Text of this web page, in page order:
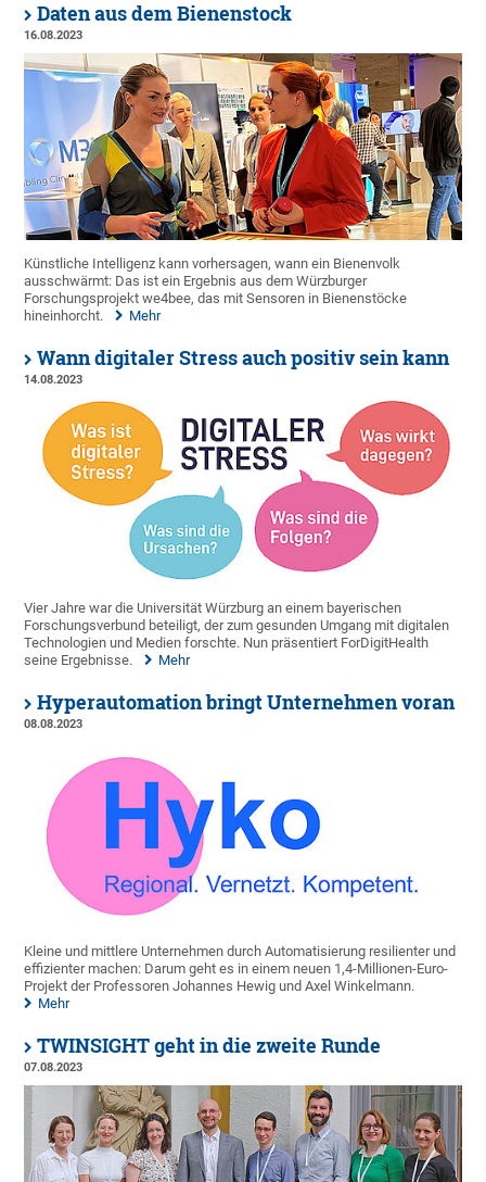
Daten aus dem Bienenstock
16.08.2023
Künstliche Intelligenz kann vorhersagen, wann ein Bienenvolk
ausschwärmt: Das ist ein Ergebnis aus dem Würzburger
Forschungsprojekt we4bee, das mit Sensoren in Bienenstöcke
hineinhorcht.
Mehr
Wann digitaler Stress auch positiv sein kann
14.08.2023
Vier Jahre war die Universität Würzburg an einem bayerischen
Forschungsverbund beteiligt, der zum gesunden Umgang mit digitalen
Technologien und Medien forschte. Nun präsentiert ForDigitHealth
seine Ergebnisse.
Mehr
Hyperautomation bringt Unternehmen voran
08.08.2023
Kleine und mittlere Unternehmen durch Automatisierung resilienter und
effizienter machen: Darum geht es in einem neuen 1,4-Millionen-Euro-
Projekt der Professoren Johannes Hewig und Axel Winkelmann.
Mehr
TWINSIGHT geht in die zweite Runde
07.08.2023